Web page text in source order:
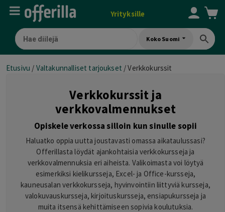
Yrityksille
Koko Suomi
Etusivu / Valtakunnalliset tarjoukset /Verkkokurssit
Verkkokurssit ja
verkkovalmennukset
Opiskele verkossa silloin kun sinulle sopii
Haluatko oppia uutta joustavasti omassa aikataulussasi?
Offerillasta löydät ajankohtaisia verkkokursseja ja
verkkovalmennuksia eri aiheista. Valikoimasta voi löytyä
esimerkiksi kielikursseja, Excel- ja Office-kursseja,
kauneusalan verkkokursseja, hyvinvointiin liittyviä kursseja,
valokuvauskursseja, kirjoituskursseja, ensiapukursseja ja
muita itsensä kehittämiseen sopivia koulutuksia.